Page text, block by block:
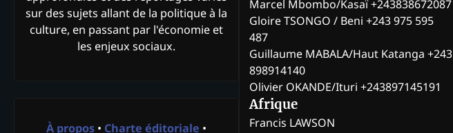
sur des sujets allant de la politique à la
culture, en passant par l'économie et
les enjeux sociaux.
À propos • Charte éditoriale •
Marcel Mbombo/Kasaï +243838672087
Gloire TSONGO / Beni +243 975 595
487
Guillaume MABALA/Haut Katanga +243
898914140
Olivier OKANDE/Ituri +243897145191
Afrique
Francis LAWSON